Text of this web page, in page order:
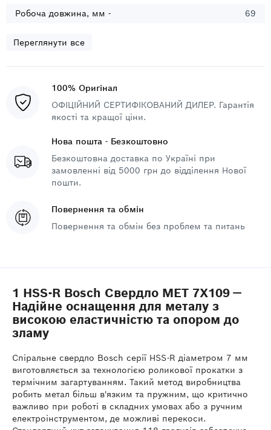
Робоча довжина, мм -
69
Переглянути все
100% Оригінал
ОФІЦІЙНИЙ СЕРТИФІКОВАНИЙ ДИЛЕР. Гарантія
якості та кращої ціни.
Нова пошта - Безкоштовно
Безкоштовна доставка по Україні при
замовленні від 5000 грн до відділення Нової
пошти.
Повернення та обмін
Повернення та обмін без проблем та питань
1 HSS-R Bosch Свердло МЕТ 7X109 —
Надійне оснащення для металу з
високою еластичністю та опором до
зламу
Спіральне свердло Bosch серії HSS-R діаметром 7 мм
виготовляється за технологією роликової прокатки з
термічним загартуванням. Такий метод виробництва
робить метал більш в'язким та пружним, що критично
важливо при роботі в складних умовах або з ручним
електроінструментом, де можливі перекоси.